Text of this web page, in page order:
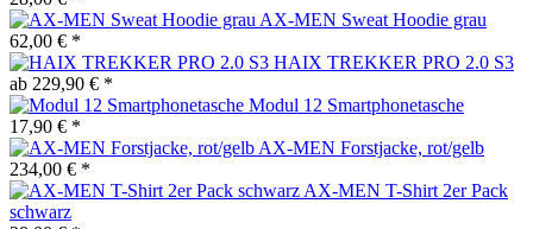
AX-MEN Sweat Hoodie grau
62,00 € *
HAIX TREKKER PRO 2.0 S3
ab 229,90 € *
Modul 12 Smartphonetasche
17,90 € *
AX-MEN Forstjacke, rot/gelb
234,00 € *
AX-MEN T-Shirt 2er Pack
schwarz